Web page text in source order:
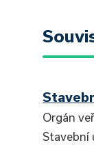
Orgán
Stavební